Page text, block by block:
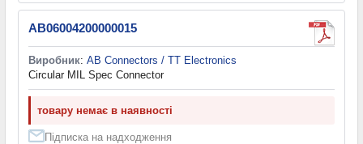
AB06004200000015
Виробник: AB Connectors / TT Electronics
Circular MIL Spec Connector
товару немає в наявності
Підписка на надходження